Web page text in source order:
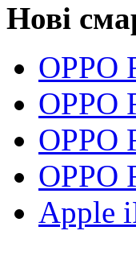
Нові
OPPO
OPPO
OPPO
OPPO
Apple